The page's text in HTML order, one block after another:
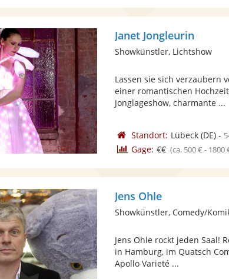
Janet Jongleurin
Showkünstler, Lichtshow
Lassen sie sich verzaubern
einer romantischen
Jonglageshow, charmante ...
Standort: Lübeck(DE)-
Gage: €€ (ca. 500 € -
Jens Ohle
Showkünstler, Comedy/
Jens Ohle rockt jeden Saal!
in Hamburg, im Quatsch
Apollo Varieté ...